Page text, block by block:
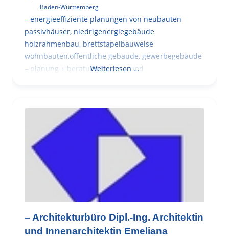
Baden-Württemberg
– energieeffiziente planungen von neubauten
passivhäuser, niedrigenergiegebäude
holzrahmenbau, brettstapelbauweise
wohnbauten,öffentliche gebäude, gewerbegebäude
– planung + beratung bei an – und
Weiterlesen …
– Architekturbüro Dipl.-Ing. Architektin
und Innenarchitektin Emeliana